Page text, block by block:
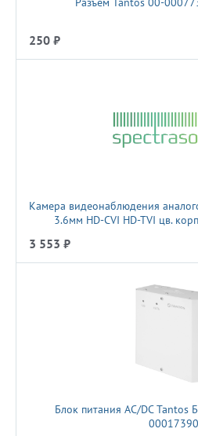
250 ₽
Камера видеонаблюдения
3.6мм HD-CVI HD-TVI цв.
3 553 ₽
Блок питания AC/DC Tantos